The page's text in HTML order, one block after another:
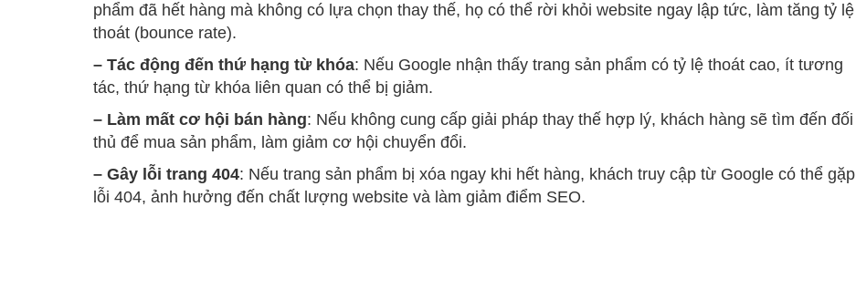
phẩm đã hết hàng mà không có lựa chọn thay thế, họ có thể rời khỏi website ngay lập tức, làm tăng tỷ lệ
thoát (bounce rate).
– Tác động đến thứ hạng từ khóa: Nếu Google nhận thấy trang sản phẩm có tỷ lệ thoát cao, ít tương
tác, thứ hạng từ khóa liên quan có thể bị giảm.
– Làm mất cơ hội bán hàng: Nếu không cung cấp giải pháp thay thế hợp lý, khách hàng sẽ tìm đến đối
thủ để mua sản phẩm, làm giảm cơ hội chuyển đổi.
– Gây lỗi trang 404: Nếu trang sản phẩm bị xóa ngay khi hết hàng, khách truy cập từ Google có thể gặp
lỗi 404, ảnh hưởng đến chất lượng website và làm giảm điểm SEO.